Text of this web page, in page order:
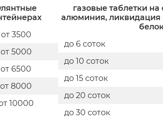
от 3500
от 5000
от 6500
от 8000
10000
газовые таблетки
алюминия, ликвидация
до 6 соток
до 10 соток
до 15 соток
до 20 соток
до 30 соток